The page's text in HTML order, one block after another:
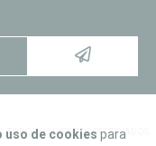
uso de cookies para
OS DIREITOS RESERVADOS.